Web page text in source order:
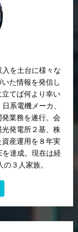
を土台に様々な
た情報を発信し
てば何より幸い
系電機メーカ、
業務を遂行。会
発電所２基、株
産運用を８年実
達成。現在は経
３人家族。